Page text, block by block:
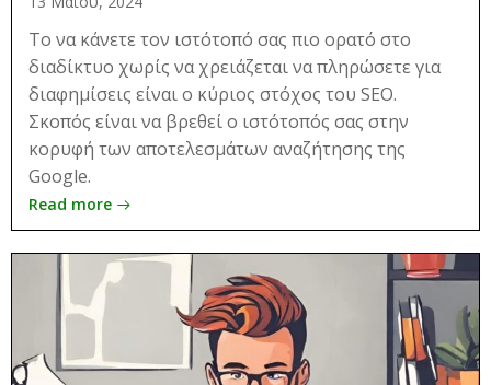
Το να κάνετε τον ιστότοπό σας πιο ορατό στο
διαδίκτυο χωρίς να χρειάζεται να πληρώσετε για
διαφημίσεις είναι ο κύριος στόχος του SEO.
Σκοπός είναι να βρεθεί ο ιστότοπός σας στην
κορυφή των αποτελεσμάτων αναζήτησης της
Google.
Read more